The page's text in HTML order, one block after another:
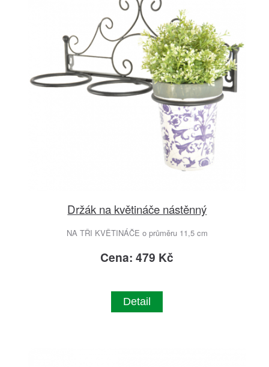
Držák na květináče nástěnný
NA TŘI KVĚTINÁČE o průměru 11,5 cm
Cena: 479 Kč
Detail